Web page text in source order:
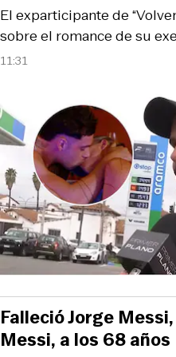
11:31
El exparticipante de
sobre el romance de su
Falleció Jorge
Messi, a los 68 años